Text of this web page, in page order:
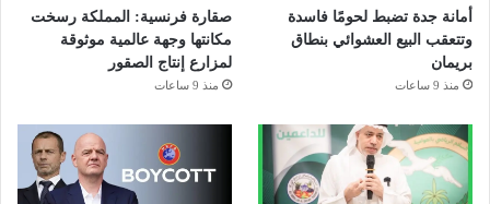
أمانة جدة تضبط لحومًا فاسدة
وتتعقب البيع العشوائي بنطاق
بريمان
منذ 9 ساعات
صقارة فرنسية: المملكة رسخت
مكانتها وجهة عالمية موثوقة
لمزارع إنتاج الصقور
منذ 9 ساعات